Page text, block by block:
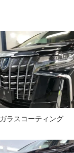
ラスコーティング